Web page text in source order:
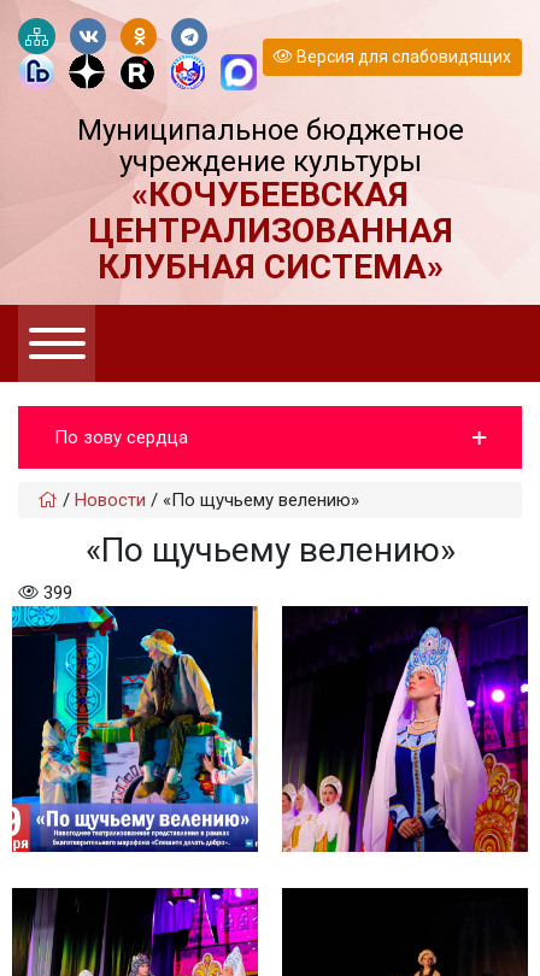
Версия для слабовидящих
Муниципальное бюджетное
учреждение культуры
«КОЧУБЕЕВСКАЯ
ЦЕНТРАЛИЗОВАННАЯ
КЛУБНАЯ СИСТЕМА»
По зову сердца
/ Новости / «По щучьему велению»
«По щучьему велению»
399